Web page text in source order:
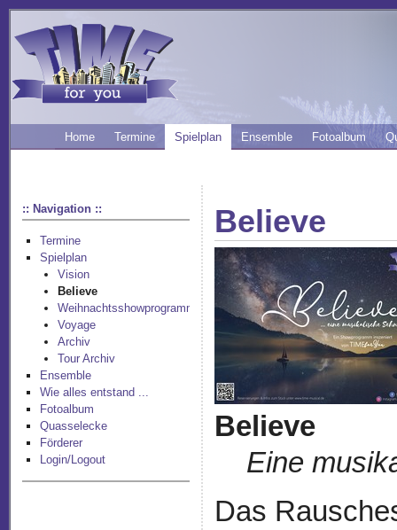
Home Termine Spielplan Ensemble Fotoalbum
:: Navigation ::
Termine
Spielplan
Vision
Believe
Weihnachtsshowprogramm
Voyage
Archiv
Tour Archiv
Ensemble
Wie alles entstand ...
Fotoalbum
Quasselecke
Förderer
Login/Logout
Believe
Believe
Eine
Das